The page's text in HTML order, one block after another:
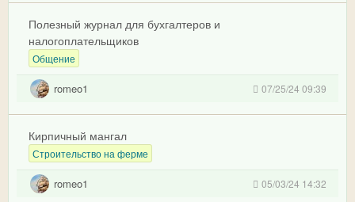
Полезный журнал для бухгалтеров и
налогоплательщиков
Общение
romeo1 07/25/24 09:39
Кирпичный мангал
Строительство на ферме
romeo1 05/03/24 14:32